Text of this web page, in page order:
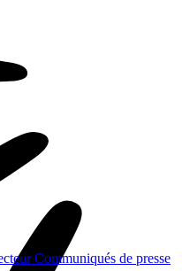
Communiqués de presse